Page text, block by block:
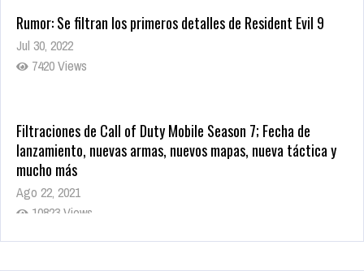
Rumor: Se filtran los primeros detalles de Resident Evil 9
Jul 30, 2022
7420 Views
Filtraciones de Call of Duty Mobile Season 7; Fecha de
lanzamiento, nuevas armas, nuevos mapas, nueva táctica y
mucho más
Ago 22, 2021
10823 Views
La configuración de Call of Duty 2021 aparentemente ya fue